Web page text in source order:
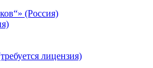
(Россия)
лицензия)